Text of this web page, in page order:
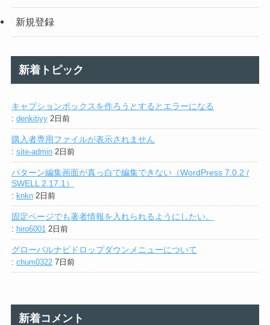
新規登録
新着トピック
キャプションボックスを作ろうとするとエラーになる
: denkitiyy 2日前
購入者専用ファイルが表示されません
: site-admin 2日前
パターン編集画面が真っ白で編集できない（WordPress 7.0.2 /
SWELL 2.17.1）
: knkn 2日前
固定ページでも著者情報を入れられるようにしたい。
: hiro6001 2日前
グローバルナビドロップダウンメニューについて
: chum0322 7日前
新着コメント